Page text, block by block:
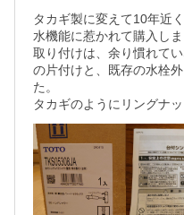
タカギ製に変えて10年近
水機能に惹かれて購入しま
取り付けは、余り慣れて
の片付けと、既存の水栓
た。
タカギのようにリングナ
施工は楽ですが、構造上
すスペースが確保できな
あとは事前作業となって
意しておいた方が良いで
使い勝手としては、ハン
ら外れるため重い、タカ